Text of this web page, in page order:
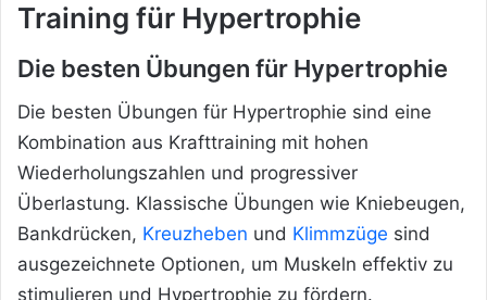
Training für Hypertrophie
Die besten Übungen für Hypertrophie
Die besten Übungen für Hypertrophie sind eine
Kombination aus Krafttraining mit hohen
Wiederholungszahlen und progressiver
Überlastung. Klassische Übungen wie Kniebeugen,
Bankdrücken, Kreuzheben und Klimmzüge sind
ausgezeichnete Optionen, um Muskeln effektiv zu
stimulieren und Hypertrophie zu fördern.